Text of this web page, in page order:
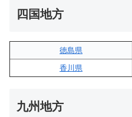
四国地方
徳島県
香川県
九州地方